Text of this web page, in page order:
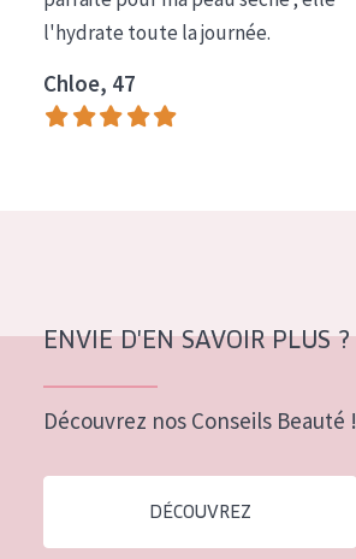
COLLECTION
Essentials
Lift+
Peau mature
l'hydrate toute la journée.
Chloe, 47
ENVIE D'EN SAVOIR PLUS ?
Découvrez nos Conseils Beauté !
DÉCOUVREZ